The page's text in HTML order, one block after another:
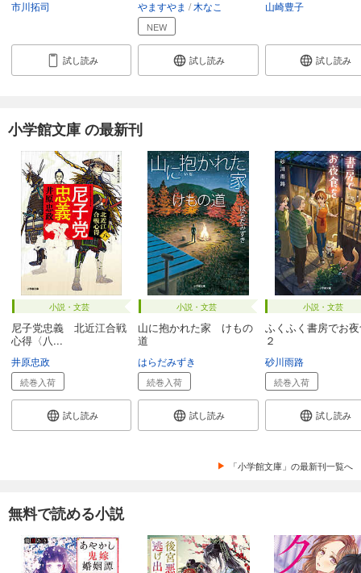
市川拓司
試し読み
やますやま 木なこ
NEW
試し読み
山崎豊子
試し読み
小学館文庫 の最新刊
小説・文芸
尼子党忠義 北近江合戦
心得〈八...
井原忠政
続巻入荷
試し読み
小説・文芸
山に抱かれた家 けもの
道
はらだみずき
続巻入荷
試し読み
小説・文芸
ふくふく書房でお
２
砂川雨路
続巻入荷
試し読み
「小学館文庫」の最新刊一覧へ
無料で読める小説